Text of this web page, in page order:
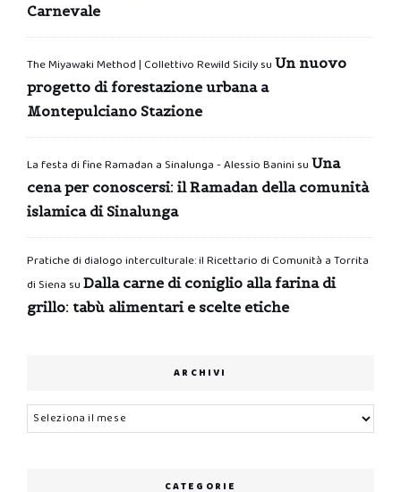
Carnevale
The Miyawaki Method | Collettivo Rewild Sicilysu Un nuovo
progetto di forestazione urbana a
Montepulciano Stazione
La festa di fine Ramadan a Sinalunga - Alessio Banini su Una
cena per conoscersi: il Ramadan della comunità
islamica di Sinalunga
Pratiche di dialogo interculturale: il Ricettario di Comunità a Torrita
di Siena su Dalla carne di coniglio alla farina di
grillo: tabù alimentari e scelte etiche
ARCHIVI
Archivi
CATEGORIE